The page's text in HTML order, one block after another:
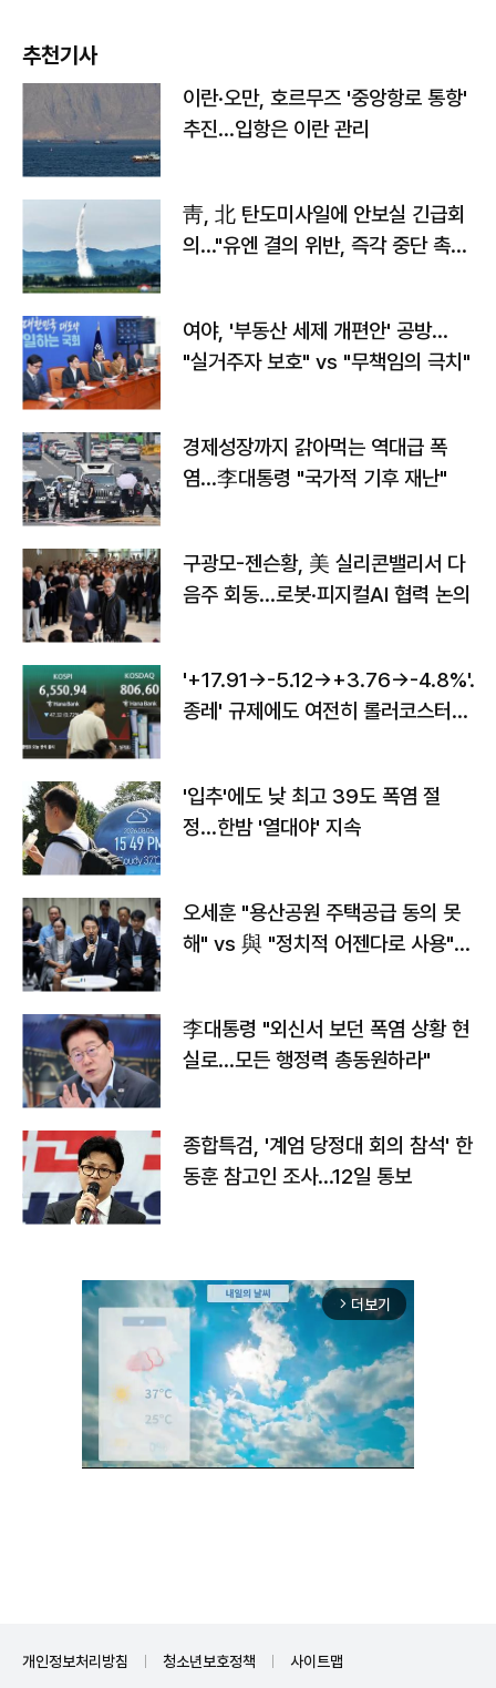
추천기사
이란·오만, 호르무즈 '중앙항로 통항'
추진…입항은 이란 관리
靑, 北 탄도미사일에 안보실 긴급회
의…"유엔 결의 위반, 즉각 중단 촉
여야, '부동산 세제 개편안' 공방…
"실거주자 보호" vs "무책임의 극치"
경제성장까지 갉아먹는 역대급 폭
염…李대통령 "국가적 기후 재난"
구광모-젠슨황, 美 실리콘밸리서 다
음주 회동…로봇·피지컬AI 협력 논의
'+17.91→-5.12→+3.76→-4.8%'…'
종레' 규제에도 여전히 롤러코스터
'입추'에도 낮 최고 39도 폭염 절
정…한밤 '열대야' 지속
오세훈 "용산공원 주택공급 동의 못
해" vs 與 "정치적 어젠다로 사용"
李대통령 "외신서 보던 폭염 상황 현
실로…모든 행정력 총동원하라"
종합특검, '계엄 당정대 회의 참석' 한
동훈 참고인 조사...12일 통보
arrow_forward_ios 더보기
개인정보처리방침 청소년보호정책 사이트맵